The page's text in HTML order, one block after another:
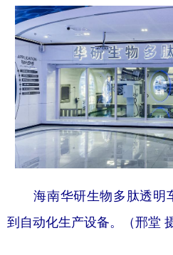
海南华研生物多肽透明
到自动化生产设备。（邢堂